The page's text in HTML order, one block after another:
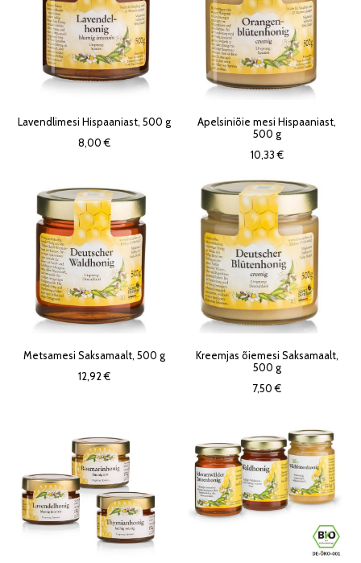
Lavendlimesi Hispaaniast, 500 g
8,00 €
Apelsiniõie mesi Hispaaniast,
500 g
10,33 €
Metsamesi Saksamaalt, 500 g
12,92 €
Kreemjas õiemesi Saksamaalt,
500 g
7,50 €